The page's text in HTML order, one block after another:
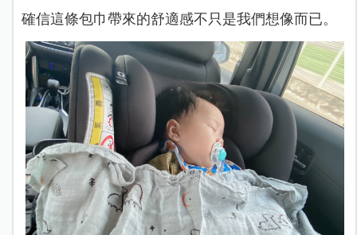
確信這條包巾帶來的舒適感不只是我們想像而已。